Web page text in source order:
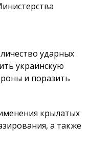
ударных
украинскую
и поразить
крылатых
а также